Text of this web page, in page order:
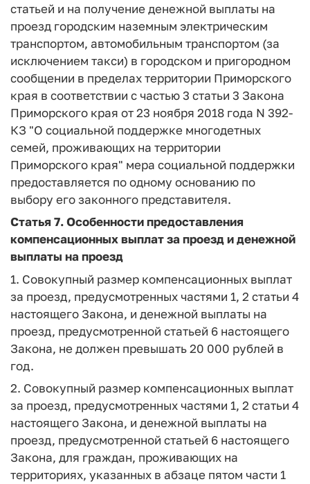
статьей и на получение денежной выплаты на
проезд городским наземным электрическим
транспортом, автомобильным транспортом (за
исключением такси) в городском и пригородном
сообщении в пределах территории Приморского
края в соответствии с частью 3 статьи 3 Закона
Приморского края от 23 ноября 2018 года N 392-
КЗ "О социальной поддержке многодетных
семей, проживающих на территории
Приморского края" мера социальной поддержки
предоставляется по одному основанию по
выбору его законного представителя.
Статья 7.Особенности предоставления
компенсационных выплат за проезд и денежной
выплаты на проезд
1. Совокупный размер компенсационных выплат
за проезд, предусмотренных частями 1, 2 статьи 4
настоящего Закона, и денежной выплаты на
проезд, предусмотренной статьей 6 настоящего
Закона, не должен превышать 20 000 рублей в
год.
2. Совокупный размер компенсационных выплат
за проезд, предусмотренных частями 1, 2 статьи 4
настоящего Закона, и денежной выплаты на
проезд, предусмотренной статьей 6 настоящего
Закона, для граждан, проживающих на
территориях, указанных в абзаце пятом части 1